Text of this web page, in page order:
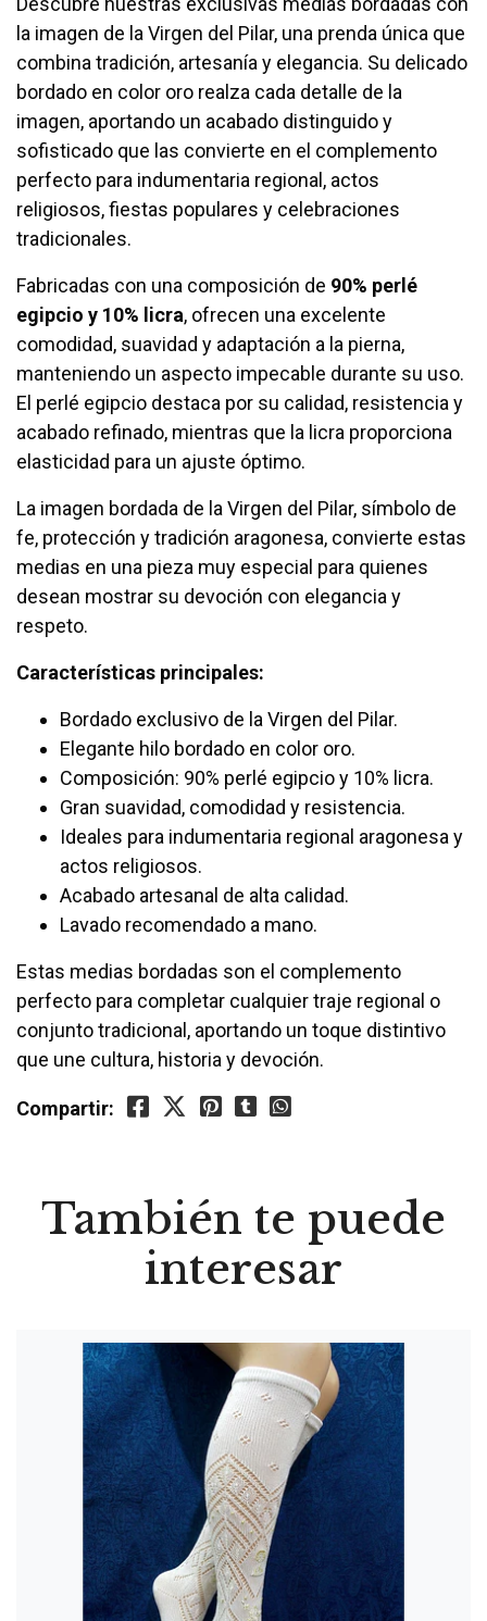
la imagen de la Virgen del Pilar, una prenda única que
combina tradición, artesanía y elegancia. Su delicado
bordado en color oro realza cada detalle de la
imagen, aportando un acabado distinguido y
sofisticado que las convierte en el complemento
perfecto para indumentaria regional, actos
religiosos, fiestas populares y celebraciones
tradicionales.
Fabricadas con una composición de 90% perlé
egipcio y 10% licra, ofrecen una excelente
comodidad, suavidad y adaptación a la pierna,
manteniendo un aspecto impecable durante su uso.
El perlé egipcio destaca por su calidad, resistencia y
acabado refinado, mientras que la licra proporciona
elasticidad para un ajuste óptimo.
La imagen bordada de la Virgen del Pilar, símbolo de
fe, protección y tradición aragonesa, convierte estas
medias en una pieza muy especial para quienes
desean mostrar su devoción con elegancia y
respeto.
Características principales:
Bordado exclusivo de la Virgen del Pilar.
Elegante hilo bordado en color oro.
Composición: 90% perlé egipcio y 10% licra.
Gran suavidad, comodidad y resistencia.
Ideales para indumentaria regional aragonesa y
actos religiosos.
Acabado artesanal de alta calidad.
Lavado recomendado a mano.
Estas medias bordadas son el complemento
perfecto para completar cualquier traje regional o
conjunto tradicional, aportando un toque distintivo
que une cultura, historia y devoción.
Compartir:
También te puede
interesar